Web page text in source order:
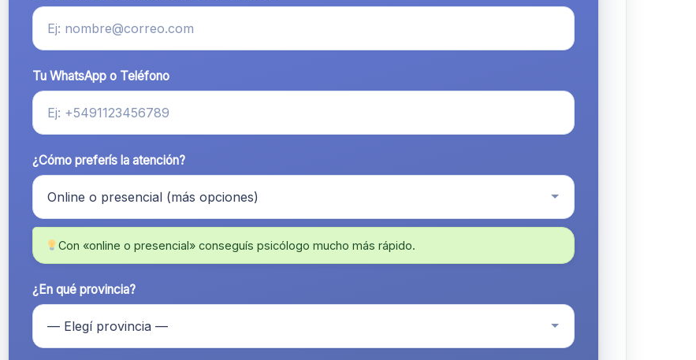
Tu WhatsApp o Teléfono
¿Cómo preferís la atención?
Con «online o presencial» conseguís psicólogo mucho más rápido.
¿En qué provincia?